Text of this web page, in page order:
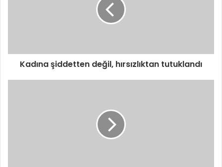
Kadına şiddetten değil, hırsızlıktan tutuklandı